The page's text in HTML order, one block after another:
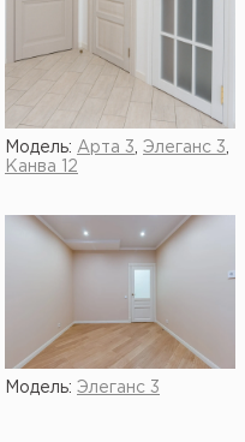
Модель: Арта 3 Элеганс 3
Канва 12
Модель: Элеганс 3